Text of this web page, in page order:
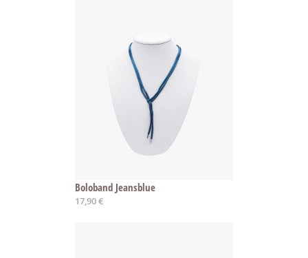
Boloband Jeansblue
17,90 €